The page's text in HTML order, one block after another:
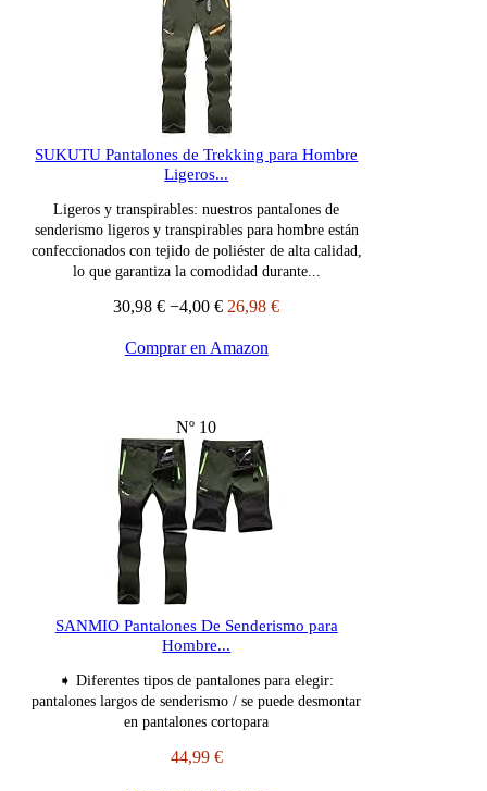
SUKUTU Pantalones de Trekking para Hombre
Ligeros...
Ligeros y transpirables: nuestros pantalones de
senderismo ligeros y transpirables para hombre están
confeccionados con tejido de poliéster de alta calidad,
lo que garantiza la comodidad durante...
30,98 € −4,00 € 26,98 €
Comprar en Amazon
Nº 10
SANMIO Pantalones De Senderismo para
Hombre...
➧ Diferentes tipos de pantalones para elegir:
pantalones largos de senderismo / se puede desmontar
en pantalones cortopara
44,99 €